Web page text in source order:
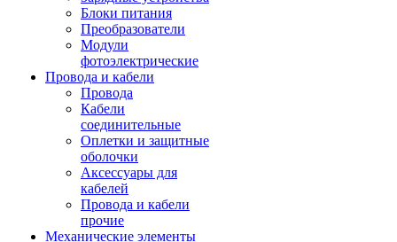
Блоки питания
Преобразователи
Модули
фотоэлектрические
Провода и кабели
Провода
Кабели
соединительные
Оплетки и защитные
оболочки
Аксессуары для
кабелей
Провода и кабели
прочие
Механические элементы